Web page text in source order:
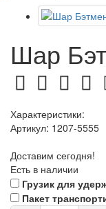
Шар
Характеристики:
Артикул: 1207-5555
Доставим сегодня!
Есть в наличии
Грузик для
Пакет